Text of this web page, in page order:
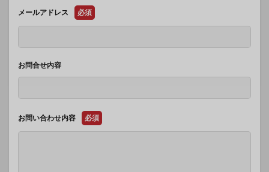
メールアドレス 必須
お問合せ内容
お問い合わせ内容 必須